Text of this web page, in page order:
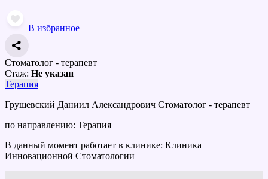
В избранное
Стоматолог - терапевт
Стаж: Не указан
Терапия
Грушевский Даниил Александрович Стоматолог - терапевт
по направлению: Терапия
В данный момент работает в клинике: Клиника
Инновационной Стоматологии